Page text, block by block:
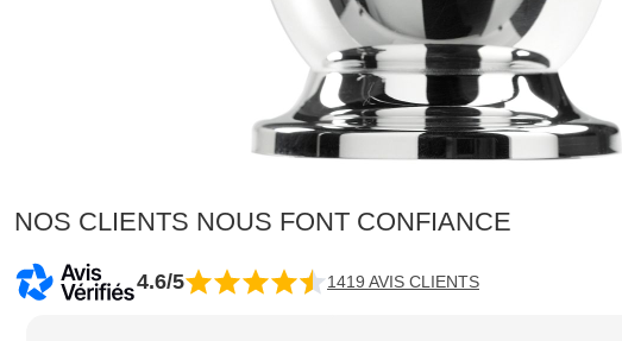
NOS CLIENTS NOUS FONT CONFIANCE
4.6/5 1419 AVIS CLIENTS